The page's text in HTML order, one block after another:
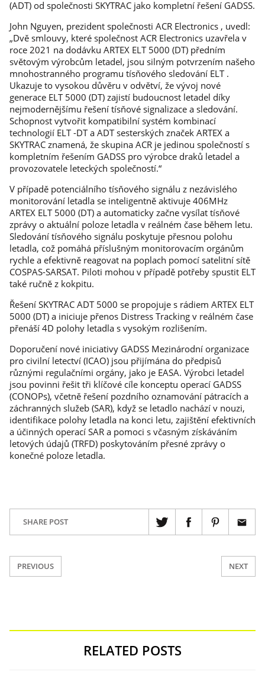
(ADT) od společnosti SKYTRAC jako kompletní řešení GADSS.
John Nguyen, prezident společnosti ACR Electronics , uvedl:
„Dvě smlouvy, které společnost ACR Electronics uzavřela v
roce 2021 na dodávku ARTEX ELT 5000 (DT) předním
světovým výrobcům letadel, jsou silným potvrzením našeho
mnohostranného programu tísňového sledování ELT .
Ukazuje to vysokou důvěru v odvětví, že vývoj nové
generace ELT 5000 (DT) zajistí budoucnost letadel díky
nejmodernějšímu řešení tísňové signalizace a sledování.
Schopnost vytvořit kompatibilní systém kombinací
technologií ELT -DT a ADT sesterských značek ARTEX a
SKYTRAC znamená, že skupina ACR je jedinou společností s
kompletním řešením GADSS pro výrobce draků letadel a
provozovatele leteckých společností.“
V případě potenciálního tísňového signálu z nezávislého
monitorování letadla se inteligentně aktivuje 406MHz
ARTEX ELT 5000 (DT) a automaticky začne vysílat tísňové
zprávy o aktuální poloze letadla v reálném čase během letu.
Sledování tísňového signálu poskytuje přesnou polohu
letadla, což pomáhá příslušným monitorovacím orgánům
rychle a efektivně reagovat na poplach pomocí satelitní sítě
COSPAS-SARSAT. Piloti mohou v případě potřeby spustit ELT
také ručně z kokpitu.
Řešení SKYTRAC ADT 5000 se propojuje s rádiem ARTEX ELT
5000 (DT) a iniciuje přenos Distress Tracking v reálném čase
přenáší 4D polohy letadla s vysokým rozlišením.
Doporučení nové iniciativy GADSS Mezinárodní organizace
pro civilní letectví (ICAO) jsou přijímána do předpisů
různými regulačními orgány, jako je EASA. Výrobci letadel
jsou povinni řešit tři klíčové cíle konceptu operací GADSS
(CONOPs), včetně řešení pozdního oznamování pátracích a
záchranných služeb (SAR), když se letadlo nachází v nouzi,
identifikace polohy letadla na konci letu, zajištění efektivních
a účinných operací SAR a pomoci s včasným získáváním
letových údajů (TRFD) poskytováním přesné zprávy o
konečné poloze letadla.
SHARE POST
PREVIOUS NEXT
RELATED POSTS